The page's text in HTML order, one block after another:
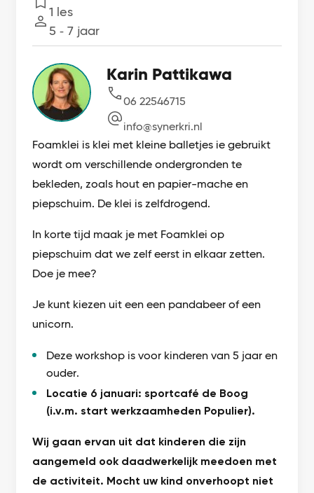
Lessen
1 les
Leeftijd
5 ‐ 7 jaar
Karin Pattikawa
06 22546715
info@synerkri.nl
Foamklei is klei met kleine balletjes ie gebruikt
wordt om verschillende ondergronden te
bekleden, zoals hout en papier-mache en
piepschuim. De klei is zelfdrogend.
In korte tijd maak je met Foamklei op
piepschuim dat we zelf eerst in elkaar zetten.
Doe je mee?
Je kunt kiezen uit een een pandabeer of een
unicorn.
Deze workshop is voor kinderen van 5 jaar en
ouder.
Locatie 6 januari: sportcafé de Boog
(i.v.m. start werkzaamheden Populier).
Wij gaan ervan uit dat kinderen die zijn
aangemeld ook daadwerkelijk meedoen met
de activiteit. Mocht uw kind onverhoopt niet